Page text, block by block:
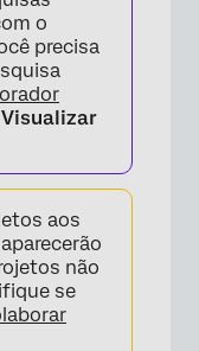
o
precisa
Visualizar
aos
não
se